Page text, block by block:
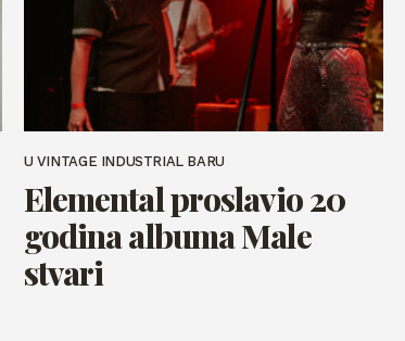
U VINTAGE INDUSTRIAL BARU
Elemental proslavio 20
godina albuma Male
stvari